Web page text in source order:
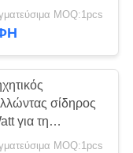
51
το πτυχωμένο
νερού ιζημάτων
MOQ:1pcs
σίδηρος
για τη
του
MOQ:1pcs